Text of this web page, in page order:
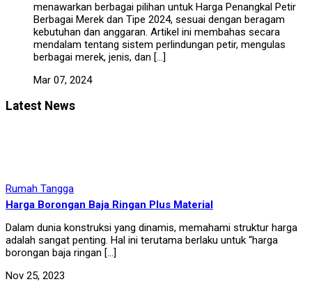
menawarkan berbagai pilihan untuk Harga Penangkal Petir
Berbagai Merek dan Tipe 2024, sesuai dengan beragam
kebutuhan dan anggaran. Artikel ini membahas secara
mendalam tentang sistem perlindungan petir, mengulas
berbagai merek, jenis, dan […]
Mar 07, 2024
Latest News
Rumah Tangga
Harga Borongan Baja Ringan Plus Material
Dalam dunia konstruksi yang dinamis, memahami struktur harga
adalah sangat penting. Hal ini terutama berlaku untuk “harga
borongan baja ringan […]
Nov 25, 2023